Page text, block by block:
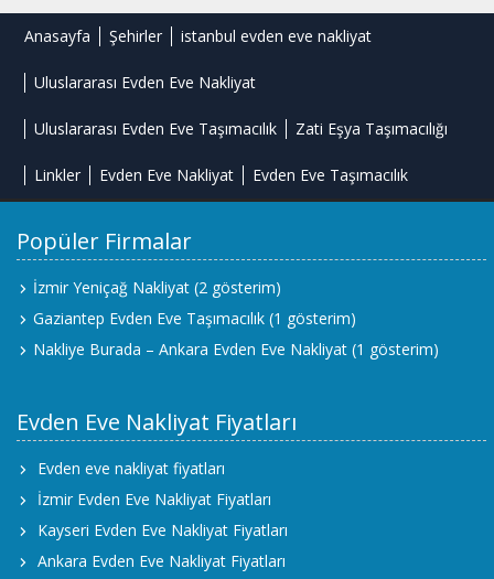
Anasayfa Şehirler istanbul evden eve nakliyat
Uluslararası Evden Eve Nakliyat
Uluslararası Evden Eve Taşımacılık Zati Eşya Taşımacılığı
Linkler Evden Eve Nakliyat Evden Eve Taşımacılık
Popüler Firmalar
İzmir Yeniçağ Nakliyat (2 gösterim)
Gaziantep Evden Eve Taşımacılık (1 gösterim)
Nakliye Burada – Ankara Evden Eve Nakliyat (1 gösterim)
Evden Eve Nakliyat Fiyatları
Evden eve nakliyat fiyatları
İzmir Evden Eve Nakliyat Fiyatları
Kayseri Evden Eve Nakliyat Fiyatları
Ankara Evden Eve Nakliyat Fiyatları